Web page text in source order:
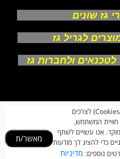
שונים
לגריל גז
לטכנאים ולחברות גז
צור קשר
חנות
הזמנות
וביטולים
לקוחות
האתר עושה שימוש בקובצי עוגיות (Cookies) לצרכים
חוויית המשתמש,
אנו עשויים לשתף
כדי להציג לך מודעות
נוספים: מדיניות
מאשר/ת